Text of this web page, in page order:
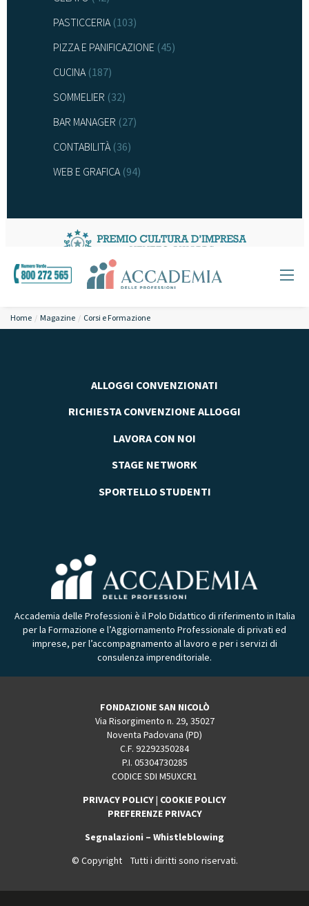
Home Magazine Corsi e Formazione
PASTICCERIA(103)
PIZZA E PANIFICAZIONE (45)
CUCINA(187)
SOMMELIER (32)
BAR MANAGER (27)
CONTABILITÀ(36)
WEB E GRAFICA(94)
ALLOGGI CONVENZIONATI
RICHIESTA CONVENZIONE ALLOGGI
LAVORA CON NOI
STAGE NETWORK
SPORTELLO STUDENTI
Accademia delle Professioni è il Polo Didattico di riferimento in Italia
per la Formazione e l’Aggiornamento Professionale di privati ed
imprese, per l’accompagnamento al lavoro e per i servizi di
consulenza imprenditoriale.
FONDAZIONE SAN NICOLÒ
Via Risorgimento n. 29, 35027
Noventa Padovana (PD)
C.F. 92292350284
P.I. 05304730285
CODICE SDI M5UXCR1
PRIVACY POLICY| COOKIE POLICY
PREFERENZE PRIVACY
Segnalazioni – Whistleblowing
© Copyright Tutti i diritti sono riservati.